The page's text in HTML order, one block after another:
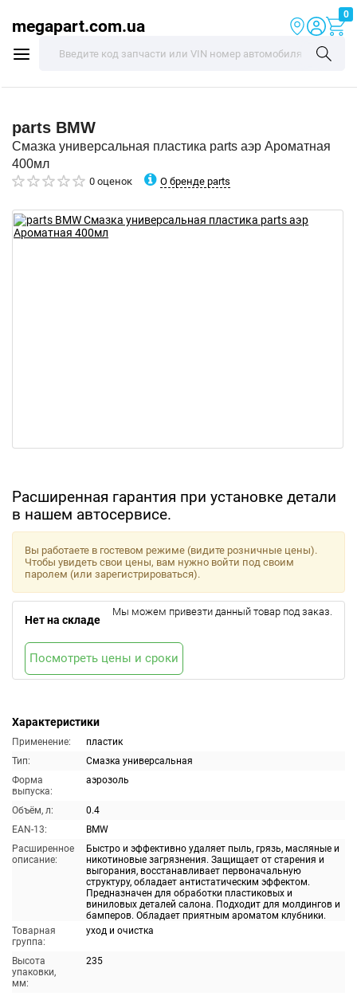
megapart.com.ua
0
parts BMW
Смазка универсальная пластика parts аэр Ароматная
400мл
0 оценок О бренде parts
Расширенная гарантия при установке детали
в нашем автосервисе.
Характеристики
Применение:
пластик
Тип:
Смазка универсальная
Форма
выпуска:
аэрозоль
Объём, л:
0.4
EAN-13:
BMW
Расширенное
описание:
Быстро и эффективно удаляет пыль, грязь, масляные и
никотиновые загрязнения. Защищает от старения и
выгорания, восстанавливает первоначальную
структуру, обладает антистатическим эффектом.
Предназначен для обработки пластиковых и
виниловых деталей салона. Подходит для молдингов и
бамперов. Обладает приятным ароматом клубники.
Товарная
группа:
уход и очистка
Высота
упаковки,
мм:
235
Вы работаете в гостевом режиме (видите розничные цены).
Чтобы увидеть свои цены, вам нужно войти под своим
паролем (или зарегистрироваться).
Нет на складе
Мы можем привезти данный товар под заказ.
Посмотреть цены и сроки